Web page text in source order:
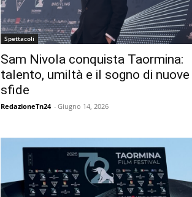
Spettacoli
Sam Nivola conquista Taormina:
talento, umiltà e il sogno di nuove
sfide
RedazioneTn24 - Giugno 14, 2026